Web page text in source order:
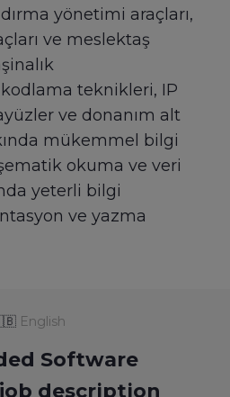
yönetimi araçları,
ve meslektaş
teknikleri, IP
ve donanım alt
mükemmel bilgi
okuma ve veri
yeterli bilgi
ve yazma
English
Software
description